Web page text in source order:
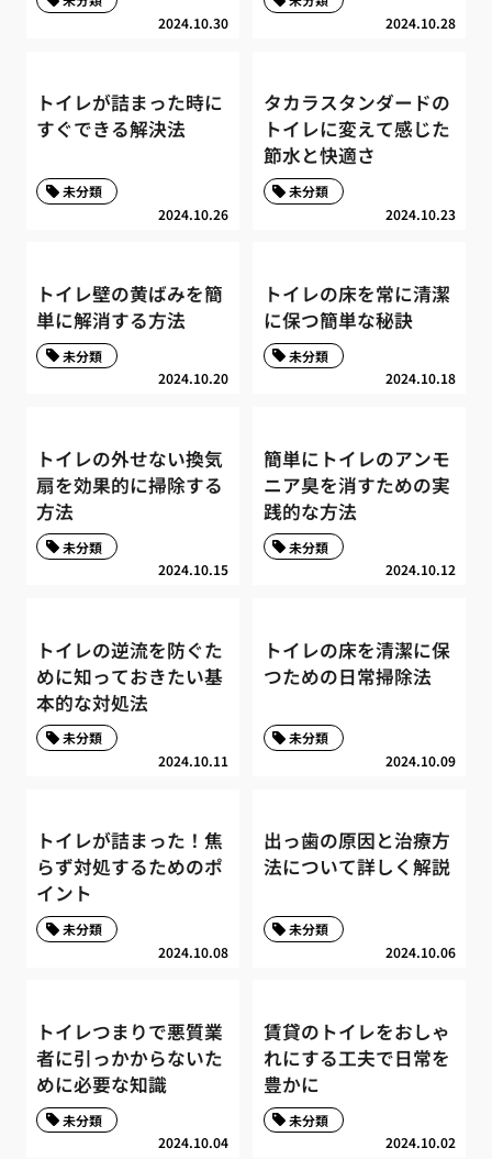
2024.10.30
2024.10.28
トイレが詰まった時に
すぐできる解決法
2024.10.26
未分類
タカラスタンダードの
トイレに変えて感じた
節水と快適さ
2024.10.23
未分類
トイレ壁の黄ばみを簡
単に解消する方法
2024.10.20
未分類
トイレの床を常に清潔
に保つ簡単な秘訣
2024.10.18
未分類
トイレの外せない換気
扇を効果的に掃除する
方法
2024.10.15
未分類
簡単にトイレのアンモ
ニア臭を消すための実
践的な方法
2024.10.12
未分類
トイレの逆流を防ぐた
めに知っておきたい基
本的な対処法
2024.10.11
未分類
トイレの床を清潔に保
つための日常掃除法
2024.10.09
未分類
トイレが詰まった！焦
らず対処するためのポ
イント
2024.10.08
未分類
出っ歯の原因と治療方
法について詳しく解説
2024.10.06
未分類
トイレつまりで悪質業
者に引っかからないた
めに必要な知識
2024.10.04
未分類
賃貸のトイレをおしゃ
れにする工夫で日常を
豊かに
2024.10.02
未分類